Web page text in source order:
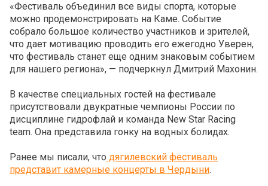
«Фестиваль объединил все виды спорта, которые
можно продемонстрировать на Каме. Событие
собрало большое количество участников и зрителей,
что дает мотивацию проводить его ежегодно Уверен,
что фестиваль станет еще одним знаковым событием
для нашего региона», — подчеркнул Дмитрий Махонин.
В качестве специальных гостей на фестивале
присутствовали двукратные чемпионы России по
дисциплине гидрофлай и команда New Star Racing
team. Она представила гонку на водных болидах.
Ранее мы писали, что дягилевский фестиваль
представит камерные концерты в Чердыни.